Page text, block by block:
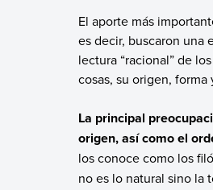
El aporte más
es decir, buscaron una
lectura “racional” de
cosas, su origen, forma
La principal
origen, así como el
los conoce como los
no es lo natural sino la